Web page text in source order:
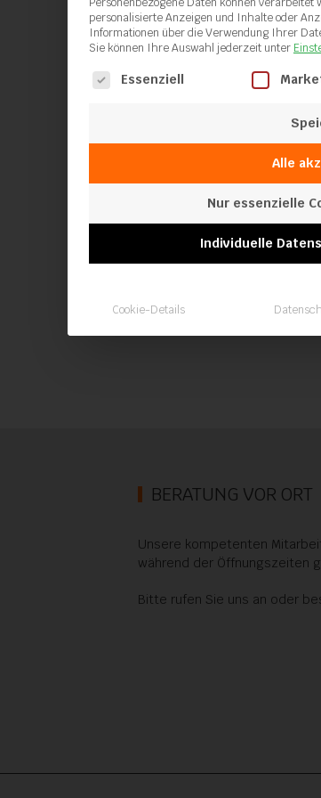
BERATUNG VOR ORT
Unsere kompetenten
während der Öffnungszeiten
Bitte rufen Sie uns an oder
personalisierte Anzeigen und Inhalte oder
Informationen über die Verwendung Ihrer
Sie können Ihre Auswahl jederzeit unter
Es folgt eine Liste der Service-
Essenziell
Alle
Nur essenzielle
Individuelle
Cookie-Details